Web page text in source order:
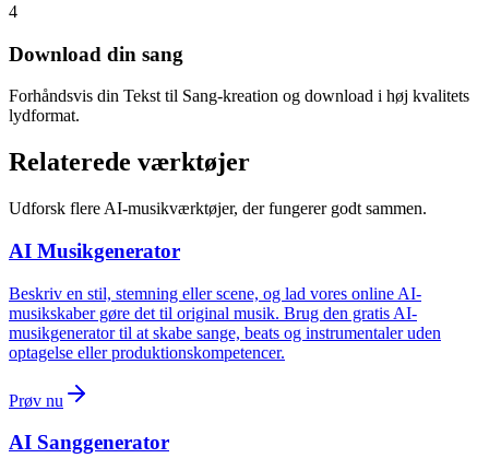
4
Download din sang
Forhåndsvis din Tekst til Sang-kreation og download i høj kvalitets
lydformat.
Relaterede værktøjer
Udforsk flere AI-musikværktøjer, der fungerer godt sammen.
AI Musikgenerator
Beskriv en stil, stemning eller scene, og lad vores online AI-
musikskaber gøre det til original musik. Brug den gratis AI-
musikgenerator til at skabe sange, beats og instrumentaler uden
optagelse eller produktionskompetencer.
Prøv nu
AI Sanggenerator